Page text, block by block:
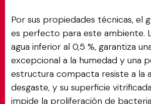
Por sus propiedades técnicas, el
es perfecto para este ambiente.
agua inferior al 0,5 %, garantiza
excepcional a la humedad y una
estructura compacta resiste a la
desgaste, y su superficie
impide la proliferación de